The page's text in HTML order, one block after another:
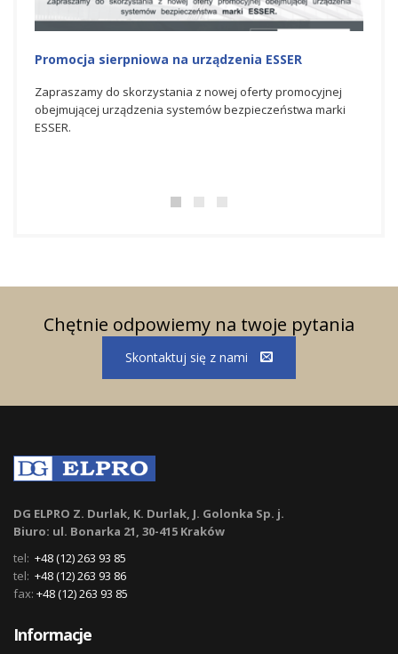
Promocja sierpniowa na urządzenia ESSER
Zapraszamy do skorzystania z nowej oferty promocyjnej
obejmującej urządzenia systemów bezpieczeństwa marki
ESSER.
Chętnie odpowiemy na twoje pytania
Skontaktuj się z nami
DG ELPRO Z. Durlak, K. Durlak, J. Golonka Sp. j.
Biuro: ul. Bonarka 21, 30-415 Kraków
tel: +48 (12) 263 93 85
tel: +48 (12) 263 93 86
fax: +48 (12) 263 93 85
Informacje